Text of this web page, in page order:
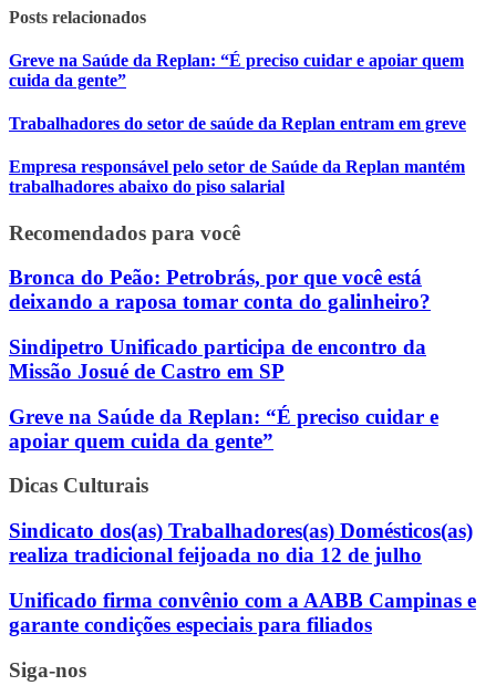
Posts relacionados
Greve na Saúde da Replan: “É preciso cuidar e apoiar quem
cuida da gente”
Trabalhadores do setor de saúde da Replan entram em greve
Empresa responsável pelo setor de Saúde da Replan mantém
trabalhadores abaixo do piso salarial
Recomendados para você
Bronca do Peão: Petrobrás, por que você está
deixando a raposa tomar conta do galinheiro?
Sindipetro Unificado participa de encontro da
Missão Josué de Castro em SP
Greve na Saúde da Replan: “É preciso cuidar e
apoiar quem cuida da gente”
Dicas Culturais
Sindicato dos(as) Trabalhadores(as) Domésticos(as)
realiza tradicional feijoada no dia 12 de julho
Unificado firma convênio com a AABB Campinas e
garante condições especiais para filiados
Siga-nos